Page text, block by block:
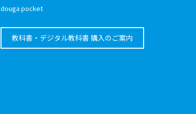
douga pocket
教科書・デジタル教科書 購入のご案内